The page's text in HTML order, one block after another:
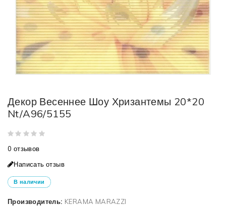
Декор Весеннее Шоу Хризантемы 20*20
Nt/A96/5155
0 отзывов
Написать отзыв
В наличии
Производитель: KERAMA MARAZZI